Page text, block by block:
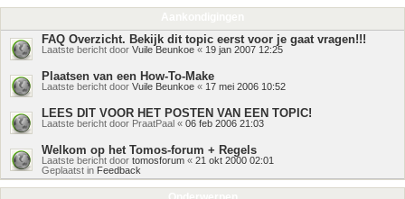
FAQ Overzicht. Bekijk dit topic eerst voor je gaat vragen!!!
Laatste bericht door Vuile Beunkoe « 19 jan 2007 12:25
Plaatsen van een How-To-Make
Laatste bericht door Vuile Beunkoe « 17 mei 2006 10:52
LEES DIT VOOR HET POSTEN VAN EEN TOPIC!
Laatste bericht door PraatPaal « 06 feb 2006 21:03
Welkom op het Tomos-forum + Regels
Laatste bericht door tomosforum « 21 okt 2000 02:01
Geplaatst in Feedback